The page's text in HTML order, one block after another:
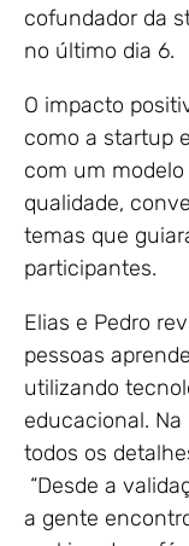
cofundador da
no último dia 6.
O impacto
como a startup
com um
qualidade,
temas que
participantes.
Elias e Pedro
pessoas
utilizando
educacional.
todos os
“Desde a
a gente